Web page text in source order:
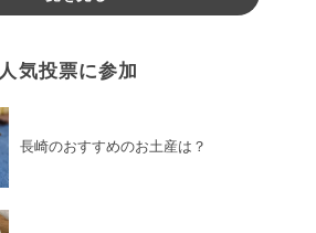
人気投票に参加
長崎のおすすめのお土産は？